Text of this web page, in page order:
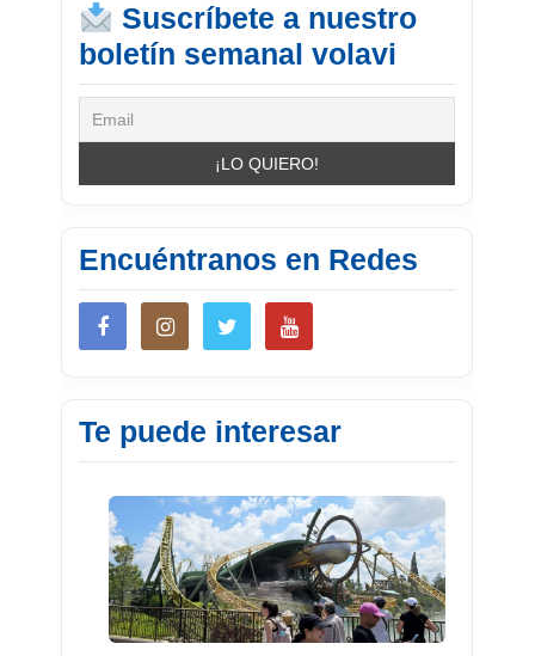
Suscríbete a nuestro
boletín semanal volavi
Encuéntranos en Redes
Te puede interesar